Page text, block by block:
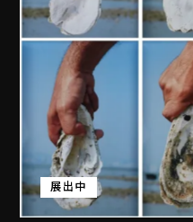
展出中